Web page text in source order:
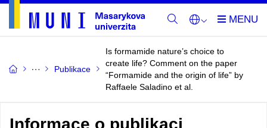
Publikace
Is formamide nature’s choice to
create life? Comment on the paper
“Formamide and the origin of life” by
Raffaele Saladino et al.
Informace o publikaci